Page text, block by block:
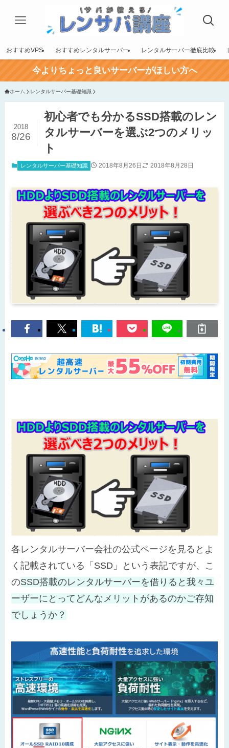
おすすめVPS おすすめレンタルサーバー レンタルサーバー徹底比較
今よりちょっと良いサーバーがほしい方へ
ホーム レンタルサーバー基礎知識
初心者でも分かるSSD搭載のレン
タルサーバーを選ぶ2つのメリッ
ト
2018
8/26
レンタルサーバー基礎知識 2018年8月26日 2018年8月28日
各レンタルサーバー会社の公式ページを見るとよ
く記載されている「SSD」という表記ですが、こ
のSSD搭載のレンタルサーバーを借りると我々ユ
ーザーにとってどんなメリットがあるのかご存知
でしょうか？